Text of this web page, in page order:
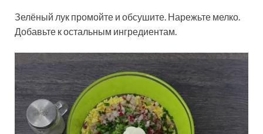
Зелёный лук промойте и обсушите. Нарежьте мелко.
Добавьте к остальным ингредиентам.